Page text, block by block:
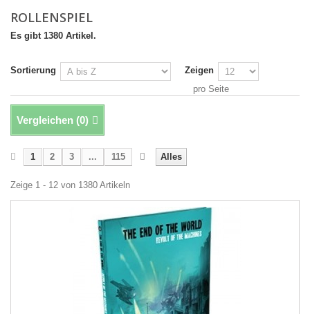
ROLLENSPIEL
Es gibt 1380 Artikel.
Sortierung
Zeigen
pro Seite
Vergleichen (0)
Alles
1 2 3 ... 115
Zeige 1 - 12 von 1380 Artikeln